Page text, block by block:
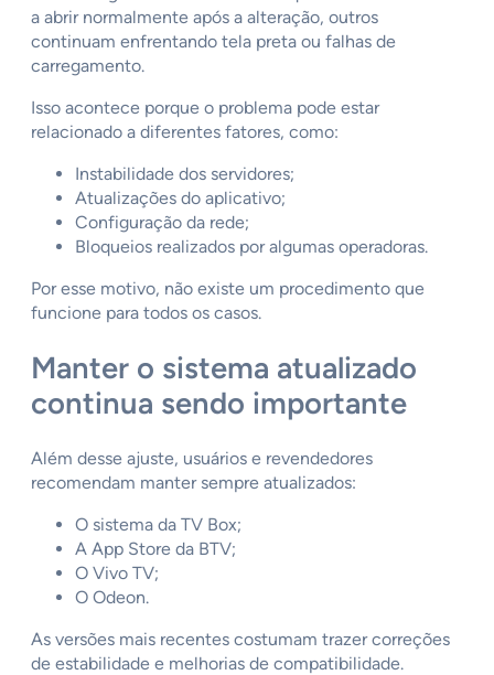
a abrir normalmente após a alteração, outros
continuam enfrentando tela preta ou falhas de
carregamento.
Isso acontece porque o problema pode estar
relacionado a diferentes fatores, como:
Instabilidade dos servidores;
Atualizações do aplicativo;
Configuração da rede;
Bloqueios realizados por algumas operadoras.
Por esse motivo, não existe um procedimento que
funcione para todos os casos.
Manter o sistema atualizado
continua sendo importante
Além desse ajuste, usuários e revendedores
recomendam manter sempre atualizados:
O sistema da TV Box;
A App Store da BTV;
O Vivo TV;
O Odeon.
As versões mais recentes costumam trazer correções
de estabilidade e melhorias de compatibilidade.